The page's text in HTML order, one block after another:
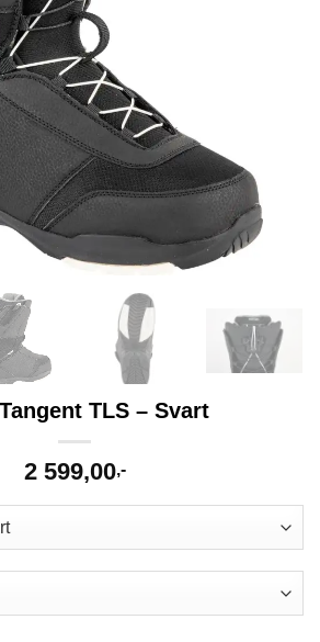
TLS – Svart
2 599,00,-